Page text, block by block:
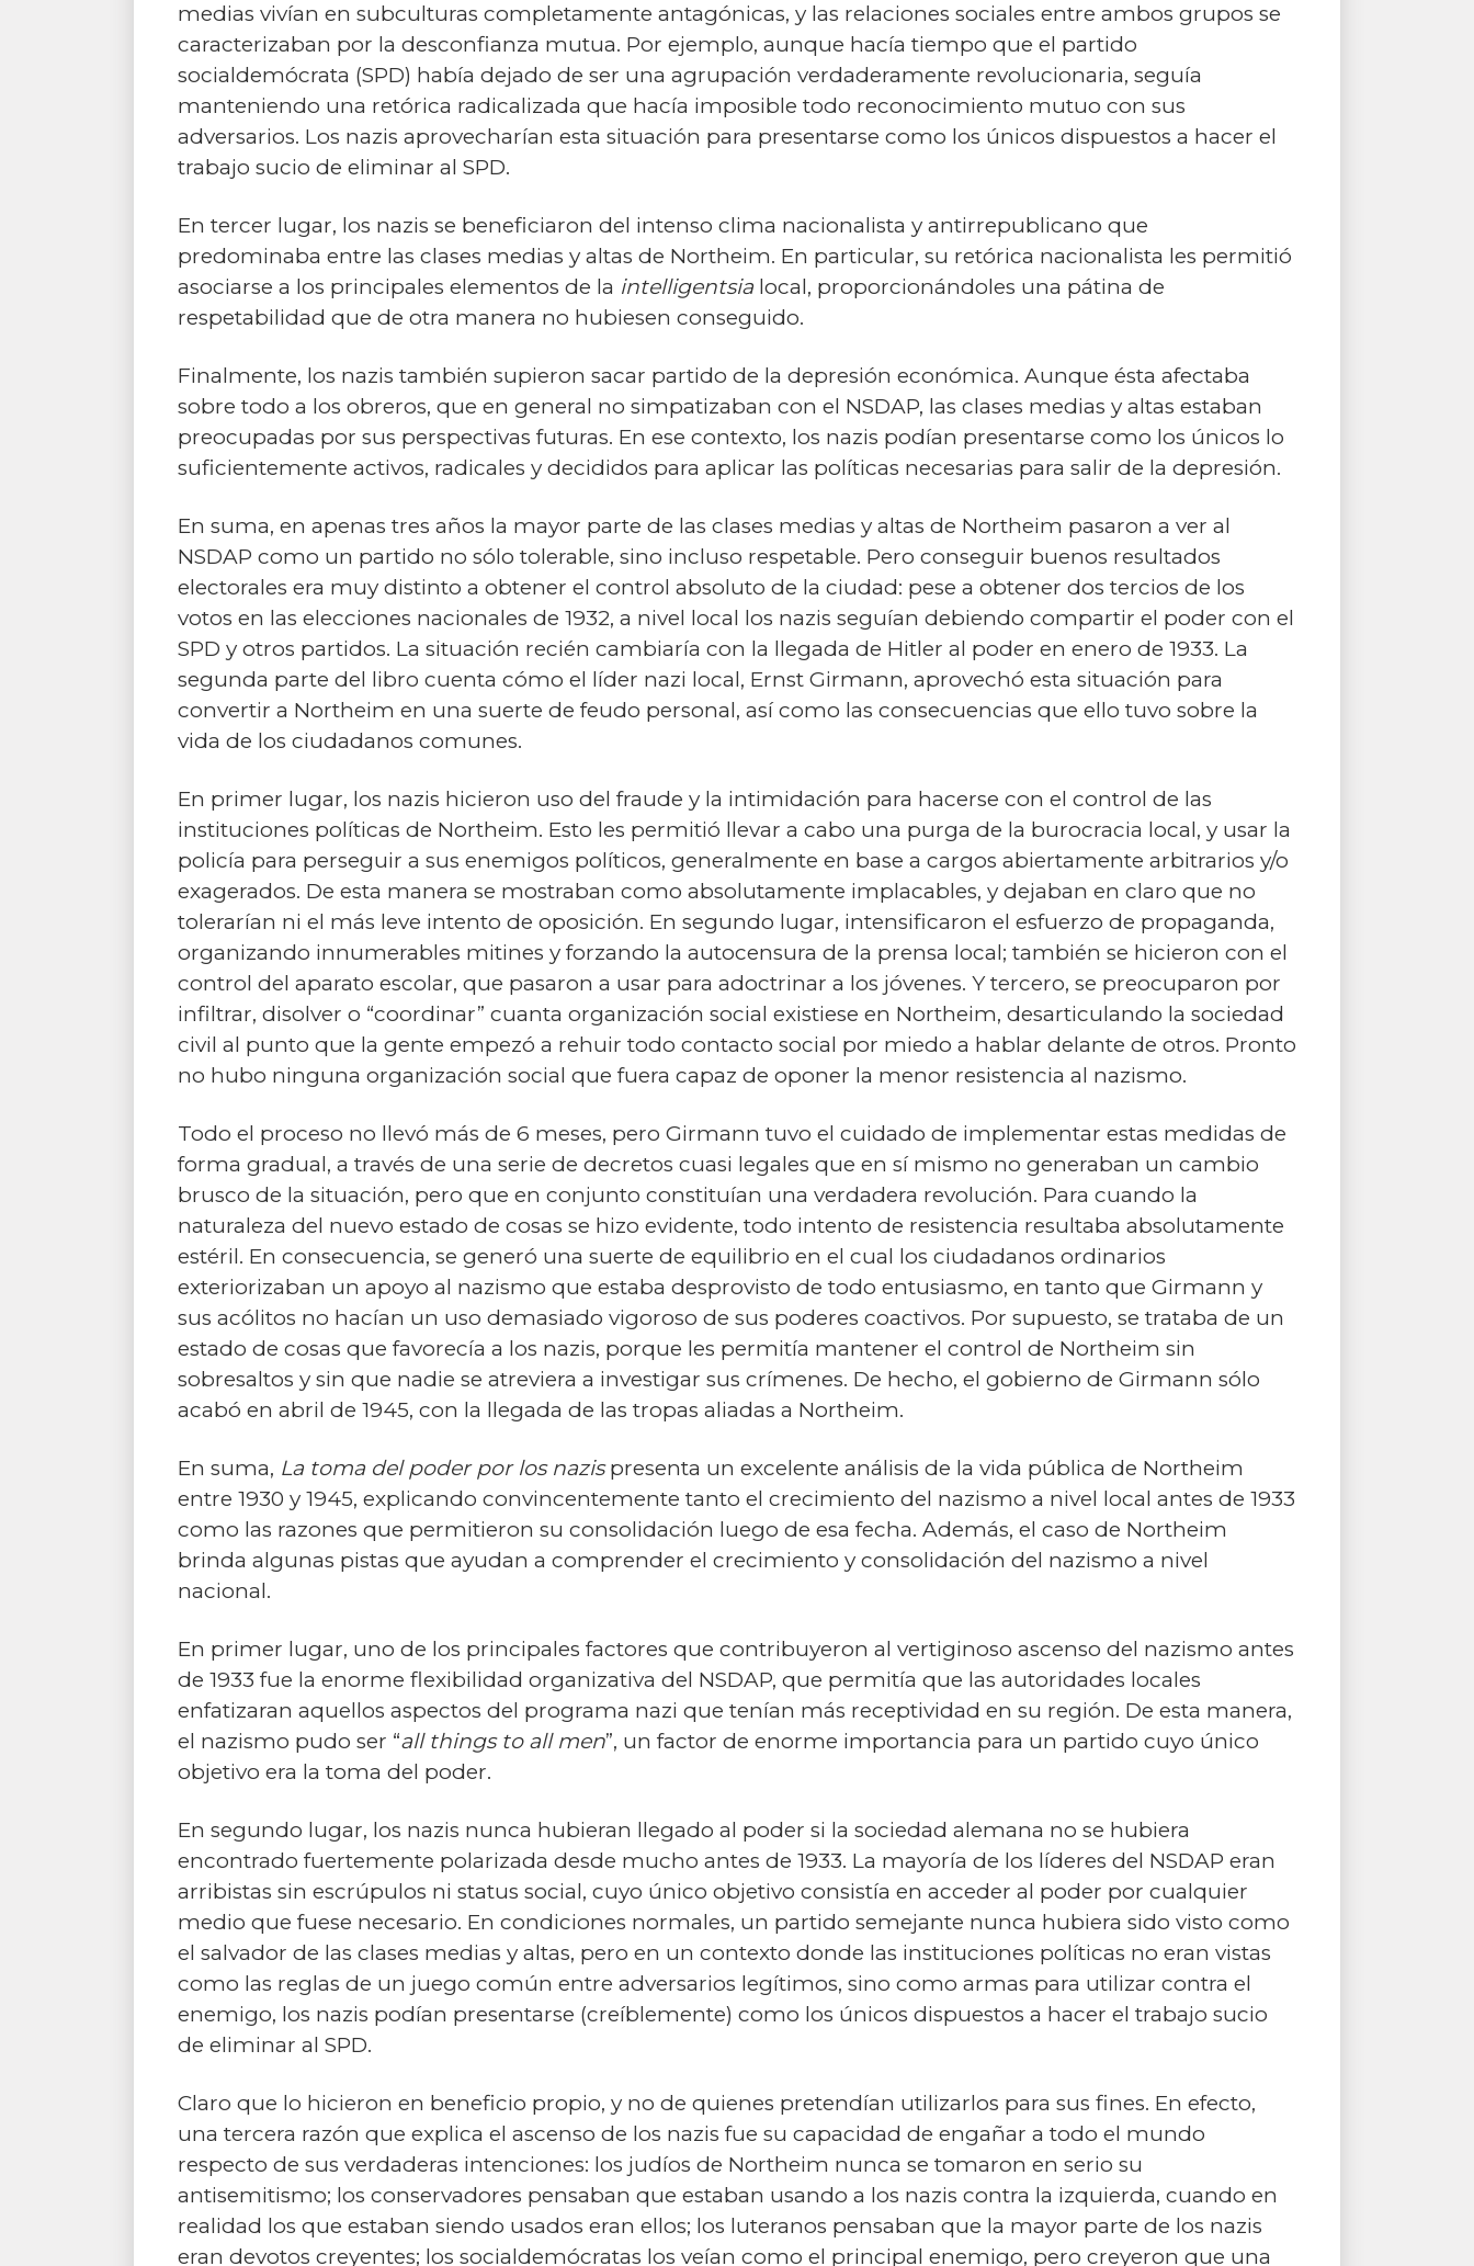
medias vivían en subculturas completamente antagónicas, y las relaciones sociales entre ambos grupos se
caracterizaban por la desconfianza mutua. Por ejemplo, aunque hacía tiempo que el partido
socialdemócrata (SPD) había dejado de ser una agrupación verdaderamente revolucionaria, seguía
manteniendo una retórica radicalizada que hacía imposible todo reconocimiento mutuo con sus
adversarios. Los nazis aprovecharían esta situación para presentarse como los únicos dispuestos a hacer el
trabajo sucio de eliminar al SPD.
En tercer lugar, los nazis se beneficiaron del intenso clima nacionalista y antirrepublicano que
predominaba entre las clases medias y altas de Northeim. En particular, su retórica nacionalista les permitió
asociarse a los principales elementos de la intelligentsia local, proporcionándoles una pátina de
respetabilidad que de otra manera no hubiesen conseguido.
Finalmente, los nazis también supieron sacar partido de la depresión económica. Aunque ésta afectaba
sobre todo a los obreros, que en general no simpatizaban con el NSDAP, las clases medias y altas estaban
preocupadas por sus perspectivas futuras. En ese contexto, los nazis podían presentarse como los únicos lo
suficientemente activos, radicales y decididos para aplicar las políticas necesarias para salir de la depresión.
En suma, en apenas tres años la mayor parte de las clases medias y altas de Northeim pasaron a ver al
NSDAP como un partido no sólo tolerable, sino incluso respetable. Pero conseguir buenos resultados
electorales era muy distinto a obtener el control absoluto de la ciudad: pese a obtener dos tercios de los
votos en las elecciones nacionales de 1932, a nivel local los nazis seguían debiendo compartir el poder con el
SPD y otros partidos. La situación recién cambiaría con la llegada de Hitler al poder en enero de 1933. La
segunda parte del libro cuenta cómo el líder nazi local, Ernst Girmann, aprovechó esta situación para
convertir a Northeim en una suerte de feudo personal, así como las consecuencias que ello tuvo sobre la
vida de los ciudadanos comunes.
En primer lugar, los nazis hicieron uso del fraude y la intimidación para hacerse con el control de las
instituciones políticas de Northeim. Esto les permitió llevar a cabo una purga de la burocracia local, y usar la
policía para perseguir a sus enemigos políticos, generalmente en base a cargos abiertamente arbitrarios y/o
exagerados. De esta manera se mostraban como absolutamente implacables, y dejaban en claro que no
tolerarían ni el más leve intento de oposición. En segundo lugar, intensificaron el esfuerzo de propaganda,
organizando innumerables mitines y forzando la autocensura de la prensa local; también se hicieron con el
control del aparato escolar, que pasaron a usar para adoctrinar a los jóvenes. Y tercero, se preocuparon por
infiltrar, disolver o “coordinar” cuanta organización social existiese en Northeim, desarticulando la sociedad
civil al punto que la gente empezó a rehuir todo contacto social por miedo a hablar delante de otros. Pronto
no hubo ninguna organización social que fuera capaz de oponer la menor resistencia al nazismo.
Todo el proceso no llevó más de 6 meses, pero Girmann tuvo el cuidado de implementar estas medidas de
forma gradual, a través de una serie de decretos cuasi legales que en sí mismo no generaban un cambio
brusco de la situación, pero que en conjunto constituían una verdadera revolución. Para cuando la
naturaleza del nuevo estado de cosas se hizo evidente, todo intento de resistencia resultaba absolutamente
estéril. En consecuencia, se generó una suerte de equilibrio en el cual los ciudadanos ordinarios
exteriorizaban un apoyo al nazismo que estaba desprovisto de todo entusiasmo, en tanto que Girmann y
sus acólitos no hacían un uso demasiado vigoroso de sus poderes coactivos. Por supuesto, se trataba de un
estado de cosas que favorecía a los nazis, porque les permitía mantener el control de Northeim sin
sobresaltos y sin que nadie se atreviera a investigar sus crímenes. De hecho, el gobierno de Girmann sólo
acabó en abril de 1945, con la llegada de las tropas aliadas a Northeim.
En suma, La toma del poder por los nazispresenta un excelente análisis de la vida pública de Northeim
entre 1930 y 1945, explicando convincentemente tanto el crecimiento del nazismo a nivel local antes de 1933
como las razones que permitieron su consolidación luego de esa fecha. Además, el caso de Northeim
brinda algunas pistas que ayudan a comprender el crecimiento y consolidación del nazismo a nivel
nacional.
En primer lugar, uno de los principales factores que contribuyeron al vertiginoso ascenso del nazismo antes
de 1933 fue la enorme flexibilidad organizativa del NSDAP, que permitía que las autoridades locales
enfatizaran aquellos aspectos del programa nazi que tenían más receptividad en su región. De esta manera,
el nazismo pudo ser “all things to all men”, un factor de enorme importancia para un partido cuyo único
objetivo era la toma del poder.
En segundo lugar, los nazis nunca hubieran llegado al poder si la sociedad alemana no se hubiera
encontrado fuertemente polarizada desde mucho antes de 1933. La mayoría de los líderes del NSDAP eran
arribistas sin escrúpulos ni status social, cuyo único objetivo consistía en acceder al poder por cualquier
medio que fuese necesario. En condiciones normales, un partido semejante nunca hubiera sido visto como
el salvador de las clases medias y altas, pero en un contexto donde las instituciones políticas no eran vistas
como las reglas de un juego común entre adversarios legítimos, sino como armas para utilizar contra el
enemigo, los nazis podían presentarse (creíblemente) como los únicos dispuestos a hacer el trabajo sucio
de eliminar al SPD.
Claro que lo hicieron en beneficio propio, y no de quienes pretendían utilizarlos para sus fines. En efecto,
una tercera razón que explica el ascenso de los nazis fue su capacidad de engañar a todo el mundo
respecto de sus verdaderas intenciones: los judíos de Northeim nunca se tomaron en serio su
antisemitismo; los conservadores pensaban que estaban usando a los nazis contra la izquierda, cuando en
realidad los que estaban siendo usados eran ellos; los luteranos pensaban que la mayor parte de los nazis
eran devotos creyentes; los socialdemócratas los veían como el principal enemigo, pero creyeron que una